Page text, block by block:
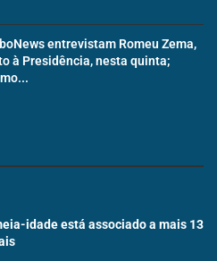
entrevistam Romeu Zema,
à Presidência, nesta quinta;
idade está associado a mais 13